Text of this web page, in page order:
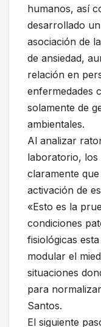
humanos, así
desarrollado
asociación de
de ansiedad,
relación en
enfermedades
solamente de
ambientales.
Al analizar
laboratorio,
claramente
activación de
«Esto es la
condiciones
fisiológicas
modular el
situaciones
para
Santos.
El siguiente